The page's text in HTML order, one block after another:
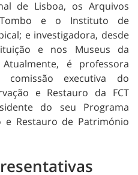
de Lisboa, os Arquivos
e o Instituto de
e investigadora, desde
e nos Museus da
é professora
executiva do
e Restauro da FCT
do seu Programa
e Restauro de Património